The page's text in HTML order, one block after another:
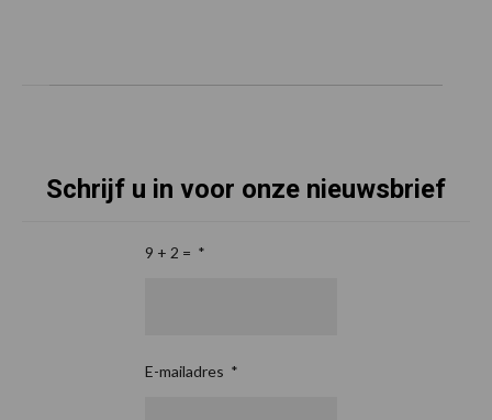
Schrijf u in voor onze nieuwsbrief
9 + 2 = *
E-mailadres *